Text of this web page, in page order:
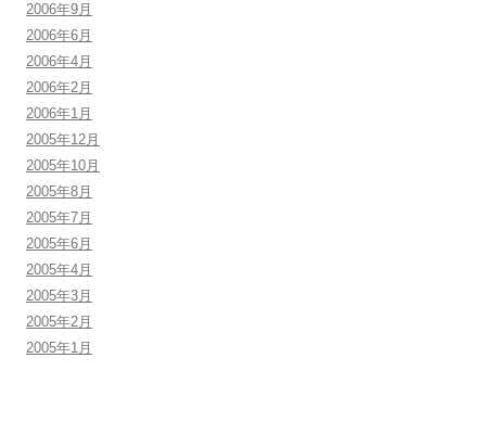
2006年9月
2006年6月
2006年4月
2006年2月
2006年1月
2005年12月
2005年10月
2005年8月
2005年7月
2005年6月
2005年4月
2005年3月
2005年2月
2005年1月